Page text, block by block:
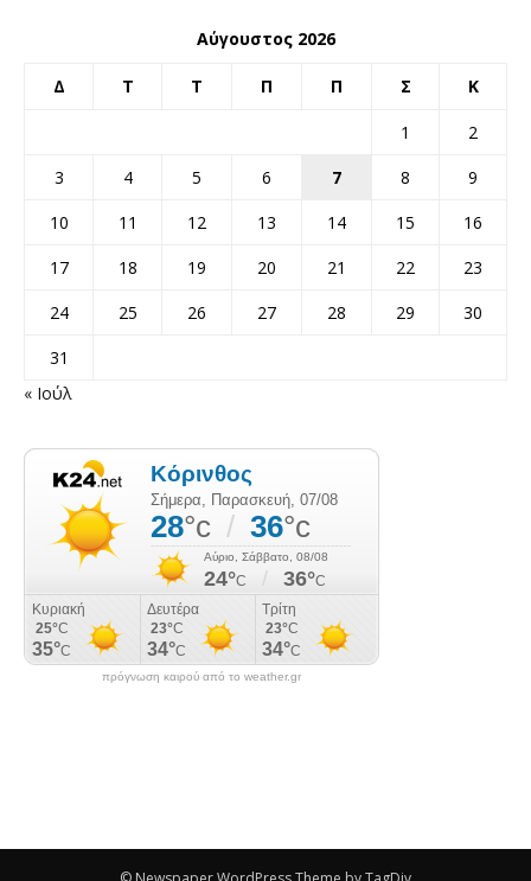
Αύγουστος 2026
Δ Τ Τ Π Π Σ Κ
1
2
3
4 5 6 7 8
9
10
11 12 13 14 15
16
17
18 19 20 21 22
23
24
25 26 27 28 29
30
31
« Ιούλ
πρόγνωση καιρού από το weather.gr